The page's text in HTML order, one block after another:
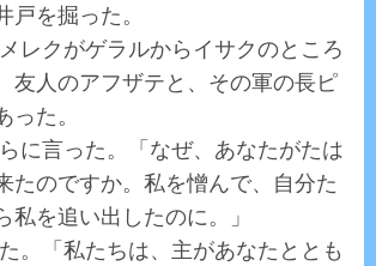
戸を掘った。
レクがゲラルからイサクのところ
友人のアフザテと、その軍の長ピ
った。
に言った。「なぜ、あなたがたは
たのですか。私を憎んで、自分た
私を追い出したのに。」
。「私たちは、主があなたととも